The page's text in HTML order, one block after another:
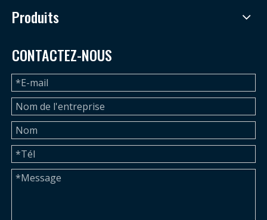
Produits
CONTACTEZ-NOUS